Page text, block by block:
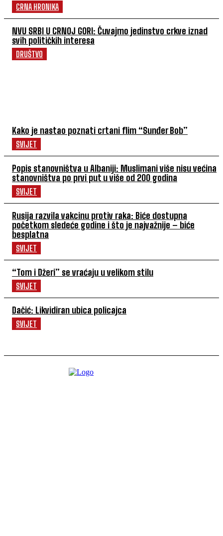
CRNA HRONIKA
NVU SRBI U CRNOJ GORI: Čuvajmo jedinstvo crkve iznad
svih političkih interesa
DRUŠTVO
Kako je nastao poznati crtani flim “Sunđer Bob”
SVIJET
Popis stanovništva u Albaniji: Muslimani više nisu većina
stanovništva po prvi put u više od 200 godina
SVIJET
Rusija razvila vakcinu protiv raka: Biće dostupna
početkom sledeće godine i što je najvažnije – biće
besplatna
SVIJET
“Tom i Džeri” se vraćaju u velikom stilu
SVIJET
Dačić: Likvidiran ubica policajca
SVIJET